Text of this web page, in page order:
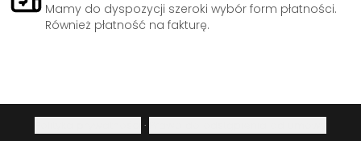
Mamy do dyspozycji szeroki wybór form płatności.
Również płatność na fakturę.
·